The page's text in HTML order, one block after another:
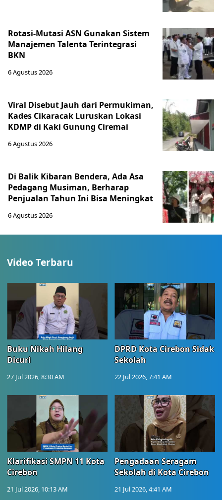
Rotasi-Mutasi ASN Gunakan Sistem
Manajemen Talenta Terintegrasi
BKN
6 Agustus 2026
Viral Disebut Jauh dari Permukiman,
Kades Cikaracak Luruskan Lokasi
KDMP di Kaki Gunung Ciremai
6 Agustus 2026
Di Balik Kibaran Bendera, Ada Asa
Pedagang Musiman, Berharap
Penjualan Tahun Ini Bisa Meningkat
6 Agustus 2026
Video Terbaru
Buku Nikah Hilang
Dicuri
27 Jul 2026, 8:30 AM
DPRD Kota Cirebon Sidak
Sekolah
22 Jul 2026, 7:41 AM
Klarifikasi SMPN 11 Kota
Cirebon
21 Jul 2026, 10:13 AM
Pengadaan Seragam
Sekolah di Kota Cirebon
21 Jul 2026, 4:41 AM